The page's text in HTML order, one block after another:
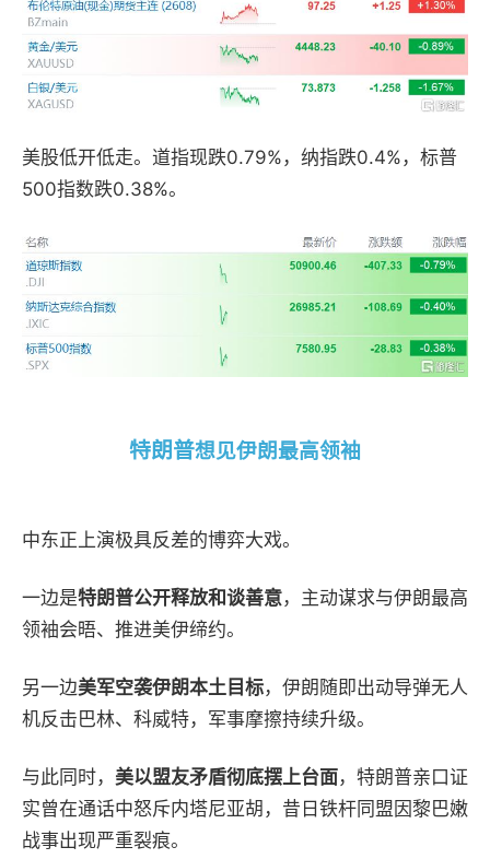
美股低开低走。道指现跌0.79%，纳指跌0.4%，标普
500指数跌0.38%。
特朗普想见伊朗最高领袖
中东正 上演极具反差的博弈大戏。
一边是特朗普公开释放和谈善意，主动谋求与伊朗最高
领袖会晤、推进美伊缔约。
另一边美军空袭伊朗本土目标，伊朗随即出动导弹无人
机反击巴林、科威特，军事摩擦持续升级。
与此同时， 美以盟友矛盾彻底摆上台面，特朗普亲口证
实曾在通话中怒斥内塔尼亚胡，昔日铁杆同盟因黎巴嫩
战事出现严重裂痕。